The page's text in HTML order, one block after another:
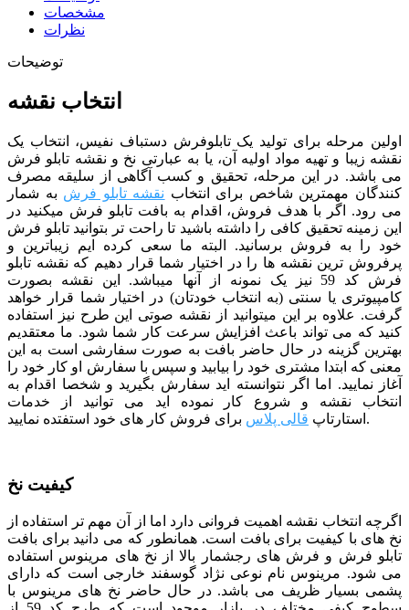
مشخصات
نظرات
توضیحات
انتخاب نقشه
اولین مرحله برای تولید یک تابلوفرش دستباف نفیس، انتخاب یک
نقشه زیبا و تهیه مواد اولیه آن، یا به عبارتی نخ و نقشه تابلو فرش
می باشد. در این مرحله، تحقیق و کسب آگاهی از سلیقه مصرف
کنندگان مهمترین شاخص برای انتخاب نقشه تابلو فرش به شمار
می رود. اگر با هدف فروش، اقدام به بافت تابلو فرش میکنید در
این زمینه تحقیق کافی را داشته باشید تا راحت تر بتوانید تابلو فرش
خود را به فروش برسانید. البته ما سعی کرده ایم زیباترین و
پرفروش ترین نقشه ها را در اختیار شما قرار دهیم که نقشه تابلو
فرش کد 59 نیز یک نمونه از آنها میباشد. این نقشه بصورت
کامپیوتری یا سنتی (به انتخاب خودتان) در اختیار شما قرار خواهد
گرفت. علاوه بر این میتوانید از نقشه صوتی این طرح نیز استفاده
کنید که می تواند باعث افزایش سرعت کار شما شود. ما معتقدیم
بهترین گزینه در حال حاضر بافت به صورت سفارشی است به این
معنی که ابتدا مشتری خود را بیابید و سپس با سفارش او کار خود را
آغاز نمایید. اما اگر نتوانسته اید سفارش بگیرید و شخصا اقدام به
انتخاب نقشه و شروع کار نموده اید می توانید از خدمات
استارتاپ قالی پلاس برای فروش کار های خود استفتده نمایید.
کیفیت نخ
اگرچه انتخاب نقشه اهمیت فروانی دارد اما از آن مهم تر استفاده از
نخ های با کیفیت برای بافت است. همانطور که می دانید برای بافت
تابلو فرش و فرش های رجشمار بالا از نخ های مرینوس استفاده
می شود. مرینوس نام نوعی نژاد گوسفند خارجی است که دارای
پشمی بسیار ظریف می باشد. در حال حاضر نخ های مرینوس با